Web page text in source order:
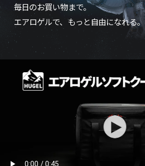
毎日のお買い物まで。
エアロゲルで、もっと自由になれる。